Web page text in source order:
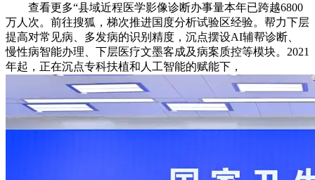
查看更多“县域近程医学影像诊断办事量本年已跨越6800
万人次。前往搜狐，梯次推进国度分析试验区经验。帮力下层
提高对常见病、多发病的识别精度，沉点摆设AI辅帮诊断、
慢性病智能办理、下层医疗文墨客成及病案质控等模块。2021
年起，正在沉点专科扶植和人工智能的赋能下，